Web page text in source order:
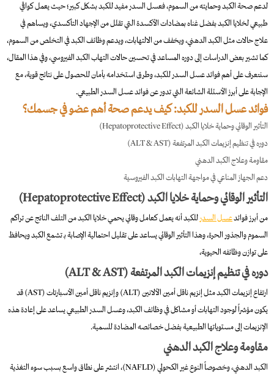
لدعم صحة الكبد وحمايته من السموم، فعسل السدر مفيد للكبد بشكل كبير؛ حيث يعمل كواقي
طبيعي لخلايا الكبد بفضل غناه بمضادات الأكسدة التي تقلل من الإجهاد التأكسدي، ويساهم في
علاج حالات مثل الكبد الدهني، ويخفف من الالتهابات، ويدعم وظائف الكبد في التخلص من السموم،
كما تشير بعض الدراسات إلى دوره المساعد في تحسين حالات التهاب الكبد الفيروسي، وفي هذا المقال،
سنتعرف على أهم فوائد عسل السدر للكبد، وطرق استخدامه بأمان للحصول على نتائج قوية، مع
الإجابة على أبرز الأسئلة الشائعة التي تدور عن فوائد عسل السدر الطبيعي.
فوائد عسل السدر للكبد: كيف يدعم صحة أهم عضو في جسمك؟
التأثير الوقائي وحماية خلايا الكبد (Hepatoprotective Effect)
دوره في تنظيم إنزيمات الكبد المرتفعة (ALT & AST)
مقاومة وعلاج الكبد الدهني
دعم الجهاز المناعي في مواجهة التهابات الكبد الفيروسية
التأثير الوقائي وحماية خلايا الكبد (Hepatoprotective Effect)
من أبرز فوائدعسل السدر للكبد أنه يعمل كعامل وقائي يحمي خلايا الكبد من التلف الناتج عن تراكم
السموم والجذور الحرة، وهذا التأثير الوقائي يساعد على تقليل احتمالية الإصابة بـ تشمع الكبد ويحافظ
على توازن وظائفه الحيوية،
دوره في تنظيم إنزيمات الكبد المرتفعة (ALT & AST)
ارتفاع إنزيمات الكبد مثل إنزيم ناقل أمين الألانين (ALT) وإنزيم ناقل أمين الأسبارتات (AST) قد
يكون مؤشراً لوجود التهابات أو مشاكل في وظائف الكبد، وعسل السدر الطبيعي يساعد على إعادة هذه
الإنزيمات إلى مستوياتها الطبيعية بفضل خصائصه المضادة للسمية.
مقاومة وعلاج الكبد الدهني
الكبد الدهني، وخصوصاً النوع غير الكحولي (NAFLD)، انتشر على نطاق واسع بسبب سوء التغذية